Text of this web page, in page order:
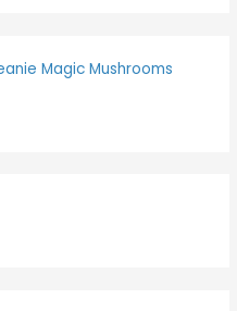
Magic Mushrooms